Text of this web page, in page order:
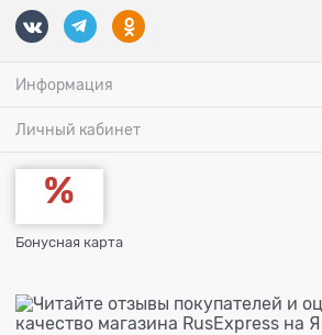
Информация
Личный кабинет
Бонусная карта